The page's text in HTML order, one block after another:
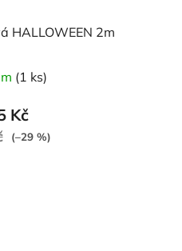
HALLOWEEN 2m
(1 ks)
Kč
(–29 %)